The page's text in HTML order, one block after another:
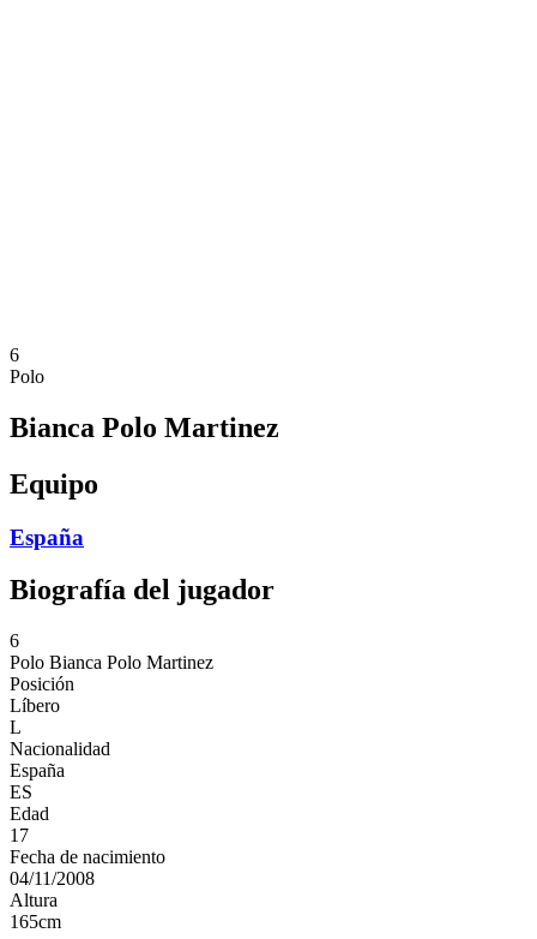
6
Polo
Bianca Polo Martinez
Equipo
España
Biografía del jugador
6
Polo Bianca Polo Martinez
Posición
Líbero
L
Nacionalidad
España
ES
Edad
17
Fecha de nacimiento
04/11/2008
Altura
165cm